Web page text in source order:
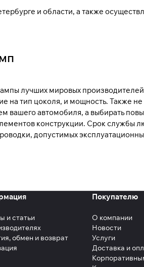
и области, а также
лучших мировых
на тип цоколя, и мощность. Также
автомобиля, а выбирать
конструкции. Срок службы
допустимых
и статьи
обмен и возврат
Покупателю
О компании
Новости
Услуги
Доставка и